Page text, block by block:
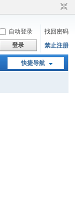
自动登录
找回密码
登录 禁止注册
快捷导航